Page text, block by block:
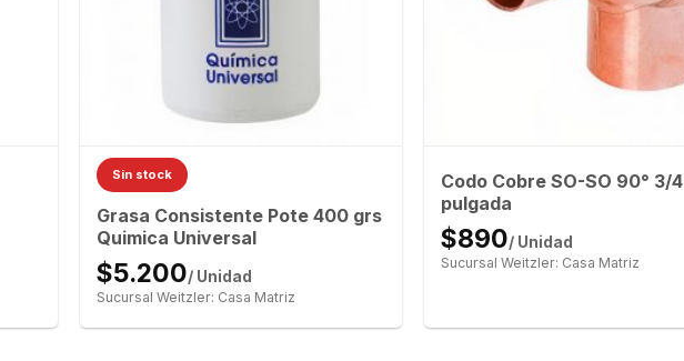
Sin stock
Grasa Consistente Pote 400 grs
Quimica Universal
$5.200/ Unidad
Sucursal Weitzler: Casa Matriz
Codo Cobre SO-SO 90° 3/4
pulgada
$890/ Unidad
Sucursal Weitzler: Casa Matriz